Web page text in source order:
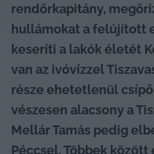
rendőrkapitány,
hullámokat a felújított
keseríti a lakók életét
van az ivóvízzel
része ehetetlenül
vészesen alacsony a
Mellár Tamás pedig
Péccsel. Többek között